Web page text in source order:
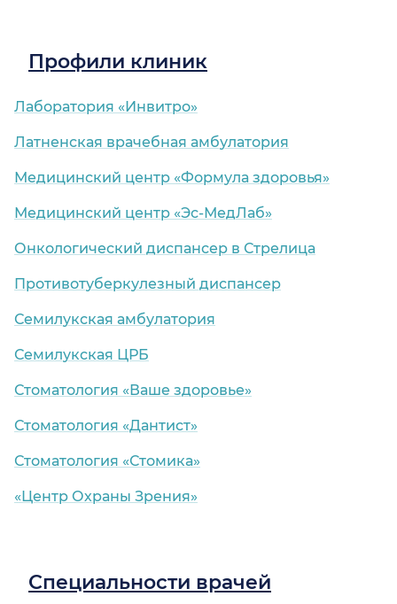
Профили клиник
Лаборатория «Инвитро»
Латненская врачебная амбулатория
Медицинский центр «Формула здоровья»
Медицинский центр «Эс-МедЛаб»
Онкологический диспансер в Стрелица
Противотуберкулезный диспансер
Семилукская амбулатория
Семилукская ЦРБ
Стоматология «Ваше здоровье»
Стоматология «Дантист»
Стоматология «Стомика»
«Центр Охраны Зрения»
Специальности врачей